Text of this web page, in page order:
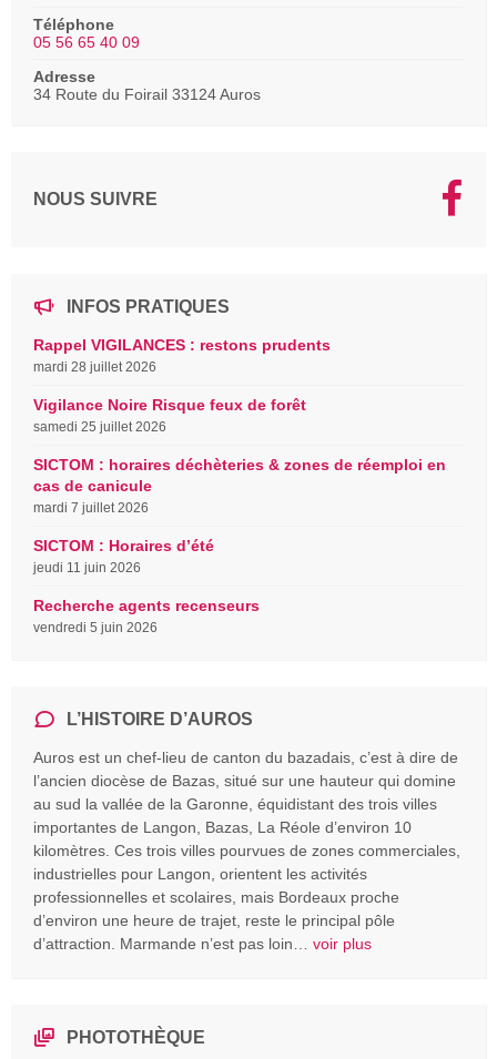
Téléphone
05 56 65 40 09
Adresse
34 Route du Foirail 33124 Auros
NOUS SUIVRE
INFOS PRATIQUES
Rappel VIGILANCES : restons prudents
mardi 28 juillet 2026
Vigilance Noire Risque feux de forêt
samedi 25 juillet 2026
SICTOM : horaires déchèteries & zones de réemploi en
cas de canicule
mardi 7 juillet 2026
SICTOM : Horaires d’été
jeudi 11 juin 2026
Recherche agents recenseurs
vendredi 5 juin 2026
L’HISTOIRE D’AUROS
Auros est un chef-lieu de canton du bazadais, c’est à dire de
l’ancien diocèse de Bazas, situé sur une hauteur qui domine
au sud la vallée de la Garonne, équidistant des trois villes
importantes de Langon, Bazas, La Réole d’environ 10
kilomètres. Ces trois villes pourvues de zones commerciales,
industrielles pour Langon, orientent les activités
professionnelles et scolaires, mais Bordeaux proche
d’environ une heure de trajet, reste le principal pôle
d’attraction. Marmande n’est pas loin… voir plus
PHOTOTHÈQUE